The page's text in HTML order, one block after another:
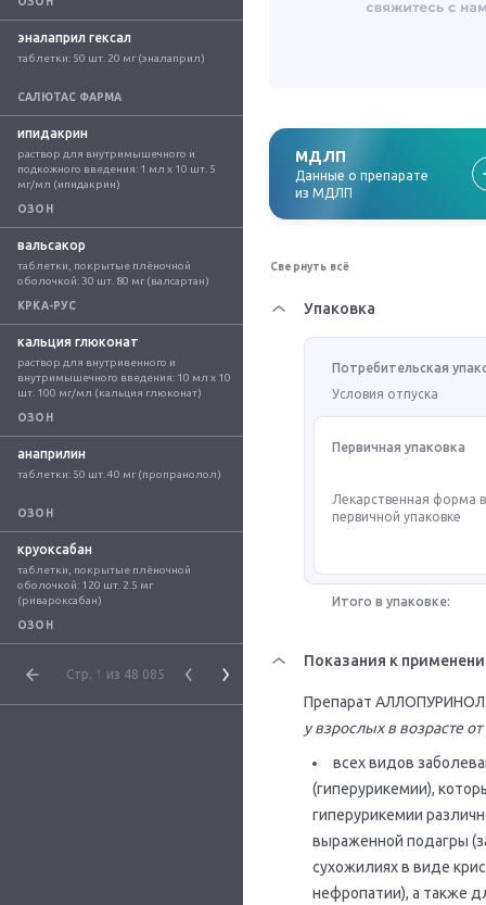
эналаприл гексал
таблетки: 50 шт. 20 мг (эналаприл)
САЛЮТАС ФАРМА
ипидакрин
раствор для внутримышечного и
подкожного введения: 1 мл x 10 шт. 5
мг/мл (ипидакрин)
ОЗОН
вальсакор
таблетки, покрытые плёночной
оболочкой: 30 шт. 80 мг (валсартан)
КРКА-РУС
кальция глюконат
раствор для внутривенного и
внутримышечного введения: 10 мл x 10
шт. 100 мг/мл (кальция глюконат)
ОЗОН
анаприлин
таблетки: 50 шт. 40 мг (пропранолол)
ОЗОН
круоксабан
таблетки, покрытые плёночной
оболочкой: 120 шт. 2.5 мг
(ривароксабан)
ОЗОН
Стр. 1 из 48 085
МДЛП
Данные о препарате
из МДЛП
Свернуть всё
Упаковка
Потребительская
Условия отпуска
Первичная упаковка
Лекарственная форма
первичной упаковке
Итого в упаковке:
Показания к
Препарат
у взрослых в возрасте
всех видов
(гиперурикемии),
гиперурикемии
выраженной подагры
сухожилиях в виде
нефропатии), а также